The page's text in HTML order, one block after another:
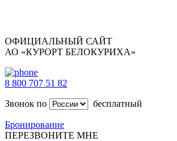
ОФИЦИАЛЬНЫЙ САЙТ
АО «КУРОРТ БЕЛОКУРИХА»
8 800 707 51 82
Звонок по
бесплатный
Бронирование
ПЕРЕЗВОНИТЕ МНЕ